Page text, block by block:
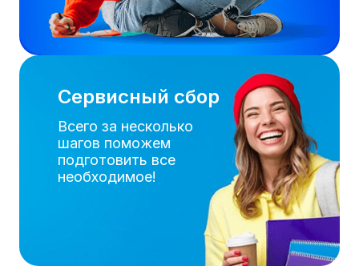
Сервисный сбор
Всего за несколько
шагов поможем
подготовить все
необходимое!